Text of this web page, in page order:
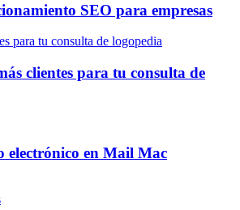
SEO para empresas
clientes para tu consulta de
electrónico en Mail Mac